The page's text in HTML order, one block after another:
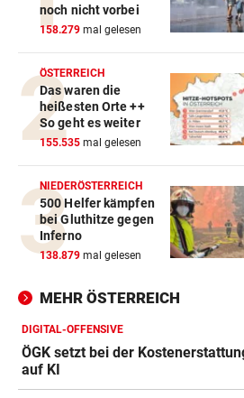
DREI MÄNNER ANGEKLAGT vor
Verein als Tarnung für
Drogenplantage genutzt
URSACHE GEKLÄRT vor
Munitionsteile waren
Föhrenwaldbrand
FUSSBALL-WELT ENTZWEIT
Überraschende
Gianni Infantino
HASS AUF HOMOSEXUELLE vor
Kampfsportler lockt jungen
in tödliche Falle
30 WANDERER „GEFANGEN“ vor
Unwetter: Überflutungen,
Brücke weggerissen
noch nicht vorbei
158.279 mal gelesen
ÖSTERREICH
Das waren die
heißesten Orte ++
So geht es weiter
155.535 mal gelesen
NIEDERÖSTERREICH
500 Helfer kämpfen
bei Gluthitze gegen
Inferno
138.879 mal gelesen
MEHR ÖSTERREICH
DIGITAL-OFFENSIVE
ÖGK setzt bei der
auf KI